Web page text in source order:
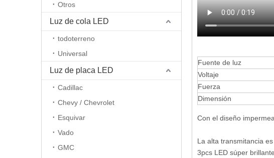
Otros
Luz de cola LED
todoterreno
Universal
Luz de placa LED
Cadillac
Chevy / Chevrolet
Esquivar
Vado
GMC
Fuente de luz
Voltaje
Fuerza
Dimensión
Con el diseño
La alta transmitancia
3pcs LED súper